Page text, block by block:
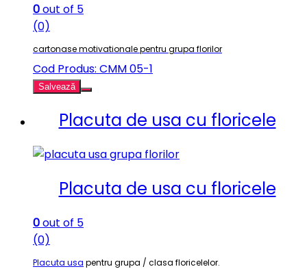
0out of 5
(0)
cartonase motivationale pentru grupa florilor
Cod Produs: CMM 05-1
Salvează
Placuta de usa cu floricele
Placuta de usa cu floricele
0out of 5
(0)
Placuta usa pentru grupa / clasa floricelelor.